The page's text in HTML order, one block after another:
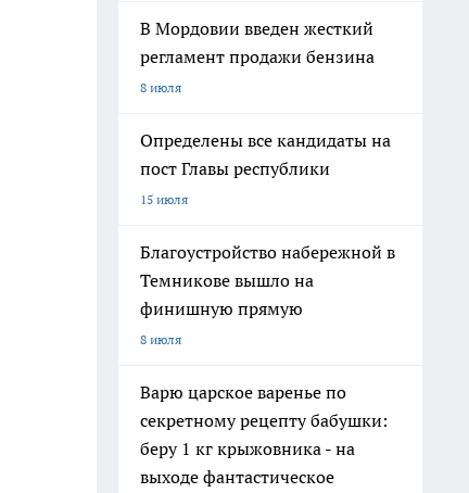
В Мордовии введен жесткий
регламент продажи бензина
8 июля
Определены все кандидаты на
пост Главы республики
15 июля
Благоустройство набережной в
Темникове вышло на
финишную прямую
8 июля
Варю царское варенье по
секретному рецепту бабушки:
беру 1 кг крыжовника - на
выходе фантастическое